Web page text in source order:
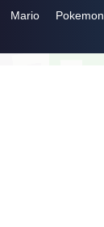
Mario Pokemon